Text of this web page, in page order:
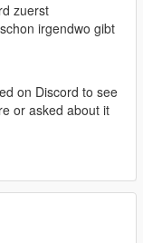
zuerst
irgendwo gibt
on Discord to see
or asked about it